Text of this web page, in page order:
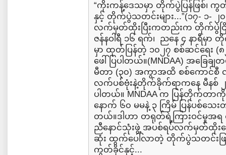
“ကိုးကန့်ဒေသမှာ တိုက်ပွဲပြန်ဖြစ်၊
နှင့် တိုက်ပွဲသတင်းများ...”(၁၇- ၁- ၂
လက်မှတ်ထိုးပြီးကတည်းက တိုက်ပွဲငြိ
ဇန်နဝါရီ ၁၆ ရက်၊ ညနေ ၄ နာရီမှာ
မှာ ထုတ်ပြန်တဲ့ ၁၀၂၇ စစ်ဆင်ရေး (
ဖေါ်ပြပါတယ်။(MNDAA) အခြေခ
မီတာ (၃၀) အကွာအထိ စစ်ကောင်စီ
လက်ပစ်ဗုံးနဲ့တိုက်ခိုက်ရာကနေ မီနစ်
ပါတယ်။ MNDAA က ပြန်တိုက်တာ
နောက် ၆၀ မမနဲ့ ၃ ကြိမ် ပြန်ပစ်သ
တယ်။ဒါဟာ တရုတ်ရဲ့ကြားဝင်မှုအရ ဇ
ညီနောင်သုံးဖွဲ့ အပစ်ရပ်လက်မှတ်ထိုးကြ
ဆုံး ထွက်ပေါ်လာတဲ့ တိုက်ပွဲသတင်းဖြစ်
ကွတ်ခိုင်နှင့်...